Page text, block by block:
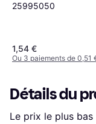
25995050
1,54 €
Ou 3 paiements de 0,51
Détails du
Le prix le plus bas